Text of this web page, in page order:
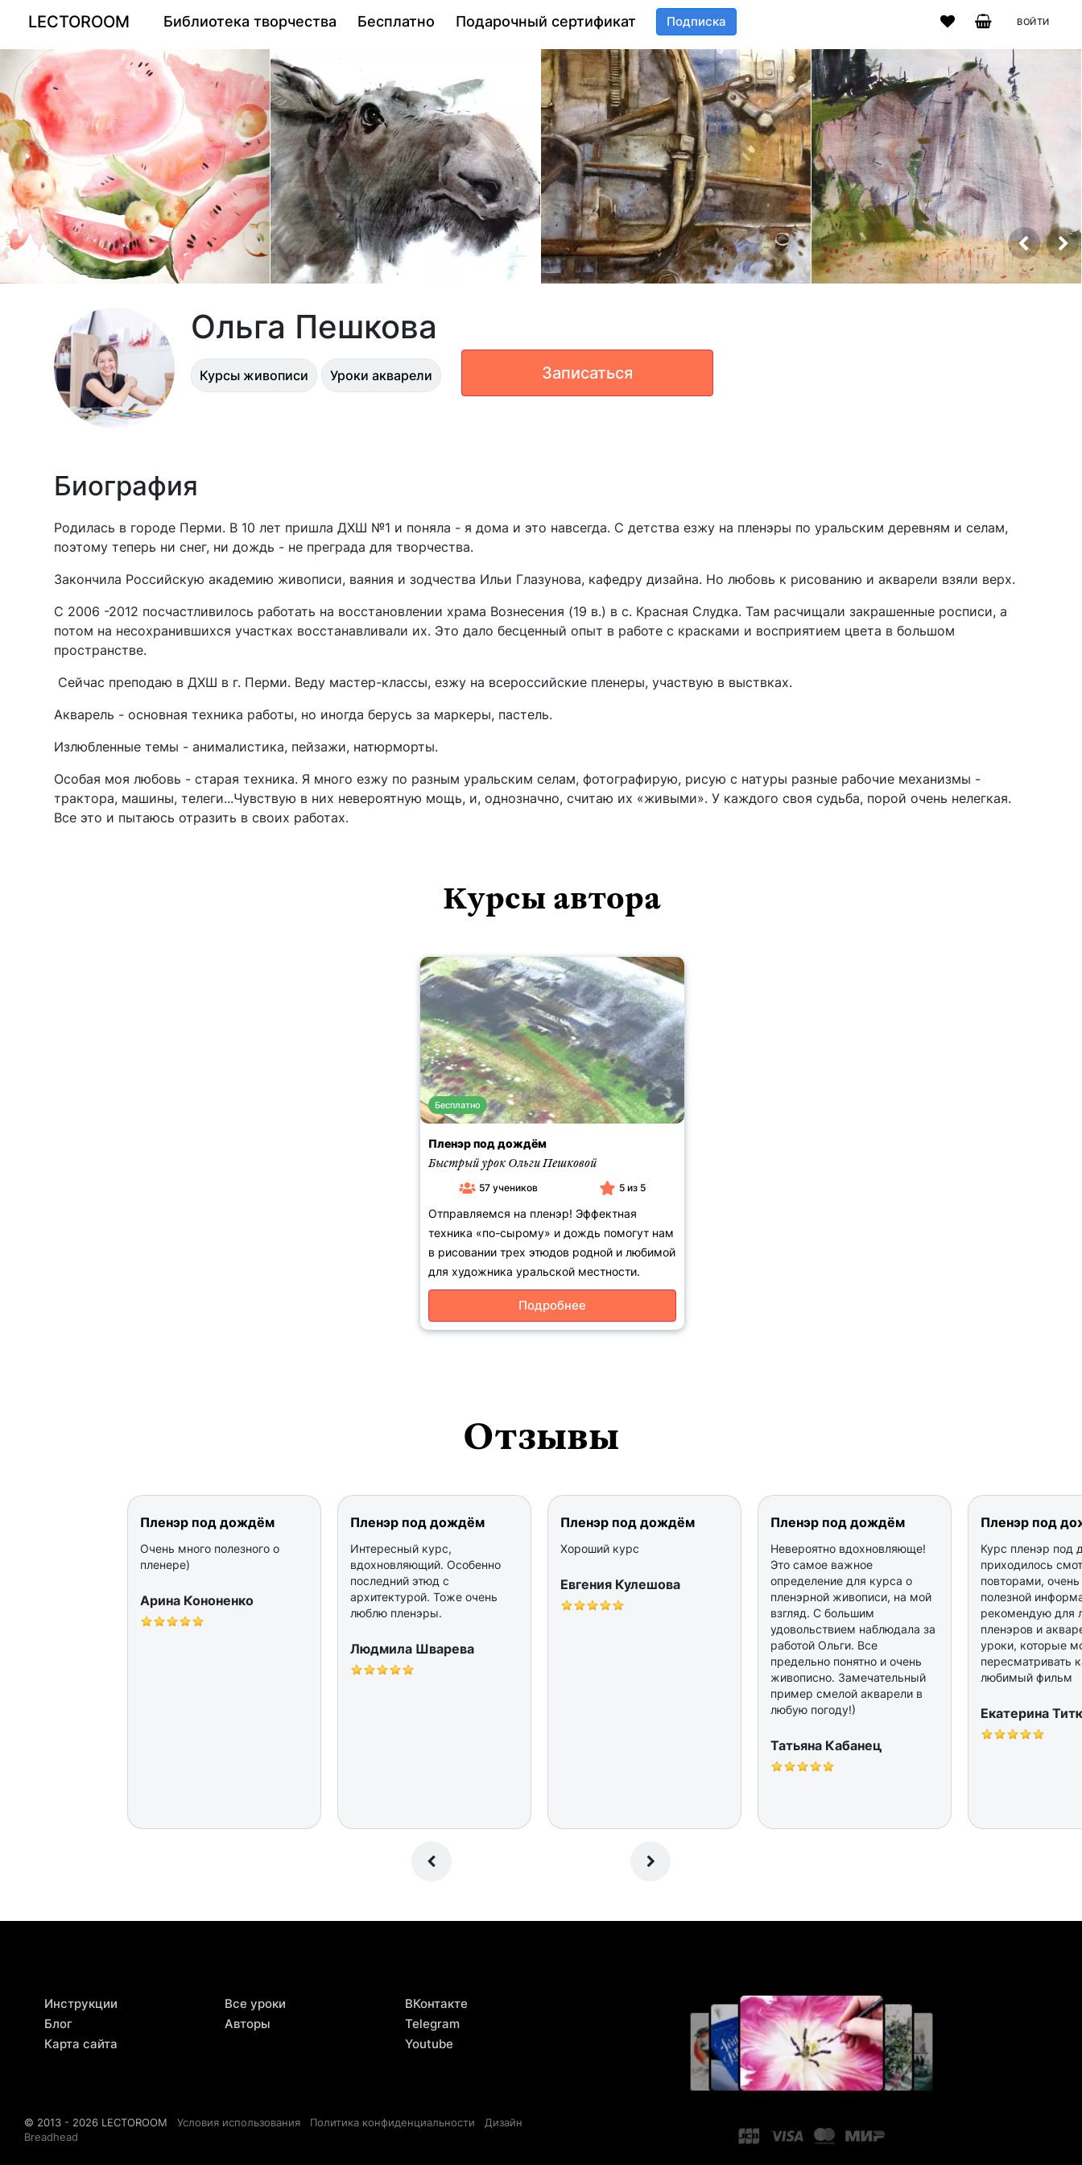
LECTOROOM Библиотека творчества Бесплатно Подарочный сертификат Подписка ВОЙТИ
Ольга Пешкова
Курсы живописи Уроки акварели Записаться
Биография
Родилась в городе Перми. В 10 лет пришла ДХШ №1 и поняла - я дома и это навсегда. С детства езжу на пленэры по уральским деревням и селам,
поэтому теперь ни снег, ни дождь - не преграда для творчества.
Закончила Российскую академию живописи, ваяния и зодчества Ильи Глазунова, кафедру дизайна. Но любовь к рисованию и акварели взяли верх.
С 2006 -2012 посчастливилось работать на восстановлении храма Вознесения (19 в.) в с. Красная Слудка. Там расчищали закрашенные росписи, а
потом на несохранившихся участках восстанавливали их. Это дало бесценный опыт в работе с красками и восприятием цвета в большом
пространстве.
Сейчас преподаю в ДХШ в г. Перми. Веду мастер-классы, езжу на всероссийские пленеры, участвую в выствках.
Акварель - основная техника работы, но иногда берусь за маркеры, пастель.
Излюбленные темы - анималистика, пейзажи, натюрморты.
Особая моя любовь - старая техника. Я много езжу по разным уральским селам, фотографирую, рисую с натуры разные рабочие механизмы -
трактора, машины, телеги...Чувствую в них невероятную мощь, и, однозначно, считаю их «живыми». У каждого своя судьба, порой очень нелегкая.
Все это и пытаюсь отразить в своих работах.
Курсы автора
Бесплатно
Пленэр под дождём
Быстрый урок Ольги Пешковой
57 учеников 5 из 5
Отправляемся на пленэр! Эффектная
техника «по-сырому» и дождь помогут нам
в рисовании трех этюдов родной и любимой
для художника уральской местности.
Подробнее
Отзывы
Пленэр под дождём
Очень много полезного о
пленере)
Арина Кононенко
Пленэр под дождём
Интересный курс,
вдохновляющий. Особенно
последний этюд с
архитектурой. Тоже очень
люблю пленэры.
Людмила Шварева
Пленэр под дождём
Хороший курс
Евгения Кулешова
Пленэр под дождём
Невероятно вдохновляюще!
Это самое важное
определение для курса о
пленэрной живописи, на мой
взгляд. С большим
удовольствием наблюдала за
работой Ольги. Все
предельно понятно и очень
живописно. Замечательный
пример смелой акварели в
любую погоду!)
Татьяна Кабанец
Пленэр под
Курс пленэр под
приходилось
повторами,
полезной
рекомендую для
пленэров и
уроки, которые
пересматривать
любимый фильм
Екатерина
Инструкции
Блог
Карта сайта
Все уроки
Авторы
ВКонтакте
Telegram
Youtube
© 2013 - 2026 LECTOROOM Условия использования Политика конфиденциальности
Дизайн
Breadhead